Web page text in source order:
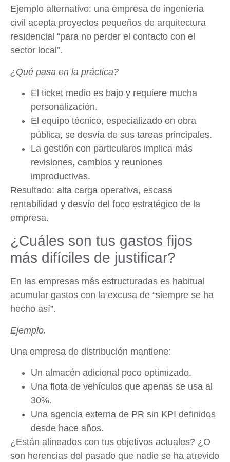
Ejemplo alternativo: una empresa de ingeniería
civil acepta proyectos pequeños de arquitectura
residencial “para no perder el contacto con el
sector local”.
¿Qué pasa en la práctica?
El ticket medio es bajo y requiere mucha
personalización.
El equipo técnico, especializado en obra
pública, se desvía de sus tareas principales.
La gestión con particulares implica más
revisiones, cambios y reuniones
improductivas.
Resultado: alta carga operativa, escasa
rentabilidad y desvío del foco estratégico de la
empresa.
¿Cuáles son tus gastos fijos
más difíciles de justificar?
En las empresas más estructuradas es habitual
acumular gastos con la excusa de “siempre se ha
hecho así”.
Ejemplo.
Una empresa de distribución mantiene:
Un almacén adicional poco optimizado.
Una flota de vehículos que apenas se usa al
30%.
Una agencia externa de PR sin KPI definidos
desde hace años.
¿Están alineados con tus objetivos actuales? ¿O
son herencias del pasado que nadie se ha atrevido